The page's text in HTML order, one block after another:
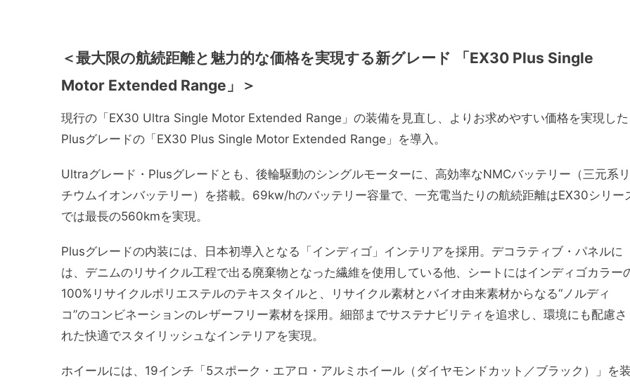
＜最大限の航続距離と魅力的な価格を実現する新グレード 「EX30 Plus Single
Motor Extended Range」＞
現行の「EX30 Ultra Single Motor Extended Range」の装備を見直し、よりお求めやすい価格を実現した
Plusグレードの「EX30 Plus Single Motor Extended Range」を導入。
Ultraグレード・Plusグレードとも、後輪駆動のシングルモーターに、高効率なNMCバッテリー（三元系リ
チウムイオンバッテリー）を搭載。69kw/hのバッテリー容量で、一充電当たりの航続距離はEX30シリー
では最長の560kmを実現。
Plusグレードの内装には、日本初導入となる「インディゴ」インテリアを採用。デコラティブ・パネルに
は、デニムのリサイクル工程で出る廃棄物となった繊維を使用している他、シートにはインディゴカラー
100%リサイクルポリエステルのテキスタイルと、リサイクル素材とバイオ由来素材からなる“ノルディ
コ”のコンビネーションのレザーフリー素材を採用。細部までサステナビリティを追求し、環境にも配慮さ
れた快適でスタイリッシュなインテリアを実現。
ホイールには、19インチ「5スポーク・エアロ・アルミホイール（ダイヤモンドカット／ブラック）」を